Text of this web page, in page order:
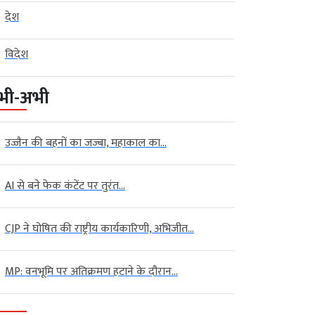
देश
विदेश
अभी
उज्जैन की बहनों का जज्बा, महाकाल का...
AI से बने फेक कंटेंट पर तुरंत...
CJP ने घोषित की राष्ट्रीय कार्यकारिणी, अभिजीत...
MP: वनभूमि पर अतिक्रमण हटाने के दौरान...